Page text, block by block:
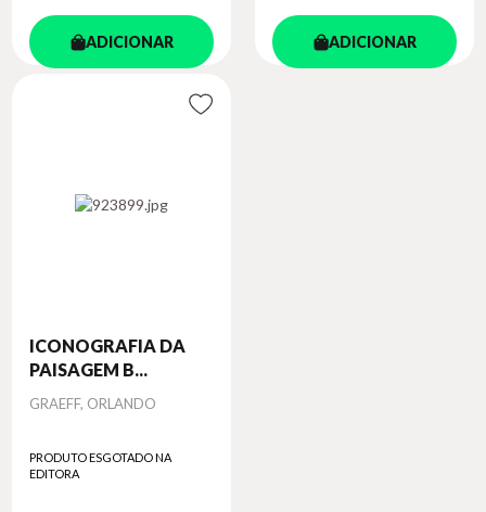
ADICIONAR ADICIONAR
ICONOGRAFIA DA
PAISAGEM B...
Autor
GRAEFF, ORLANDO
PRODUTO ESGOTADO NA
EDITORA